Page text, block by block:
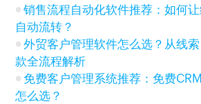
销售流程自动化软件推荐：如何
自动流转？
外贸客户管理软件怎么选？从线
款全流程解析
免费客户管理系统推荐：免费
怎么选？